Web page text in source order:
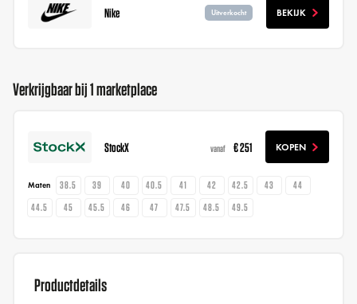
Nike Uitverkocht BEKIJK
Verkrijgbaar bij 1 marketplace
StockX vanaf € 251 KOPEN
Maten 38.5 39 40 40.5 41 42 42.5 43
44
44.5
45 45.5 46 47 47.5 48.5 49.5
Productdetails